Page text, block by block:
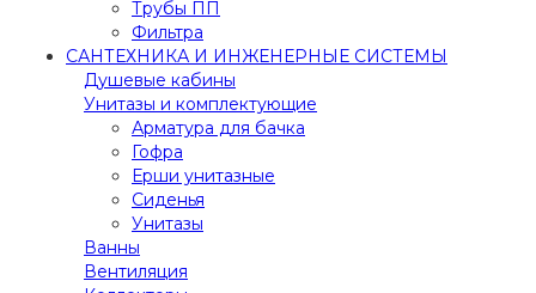
Трубы ПП
Фильтра
САНТЕХНИКА И ИНЖЕНЕРНЫЕ СИСТЕМЫ
Душевые кабины
Унитазы и комплектующие
Арматура для бачка
Гофра
Ерши унитазные
Сиденья
Унитазы
Ванны
Вентиляция